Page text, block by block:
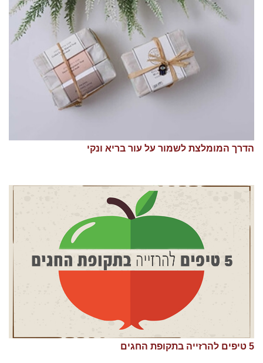
הדרך המומלצת לשמור על עור בריא ונקי
5 טיפים להרזייה בתקופת החגים